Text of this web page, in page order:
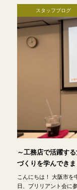
スタッフブログ
～工務店で活躍す
づくりを学んでき
こんにちは！ 大阪市
日、ブリリアント会に